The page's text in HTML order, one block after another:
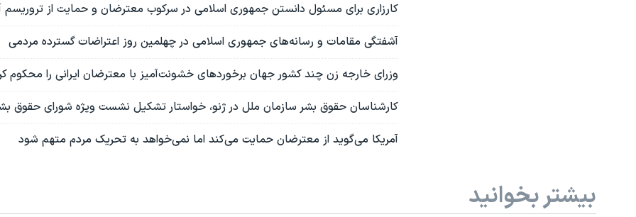
کارزاری برای مسئول دانستن جمهوری اسلامی در سرکوب معترضان و حمایت از تروریسم
آشفتگی مقامات و رسانه‌های جمهوری اسلامی در چهلمین روز اعتراضات گسترده مردمی
وزرای خارجه زن چند کشور جهان برخوردهای خشونت‌آمیز با معترضان ایرانی را محکوم
کارشناسان حقوق بشر سازمان ملل در ژنو، خواستار تشکیل نشست ویژه‌ شورای حقوق
آمریکا می‌گوید از معترضان حمایت می‌کند اما نمی‌خواهد به تحریک مردم متهم شود
بیشتر بخوانید